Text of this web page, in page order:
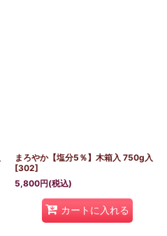
まろやか【塩分5％】木箱入 750g入
[302]
5,800円(税込)
カートに入れる